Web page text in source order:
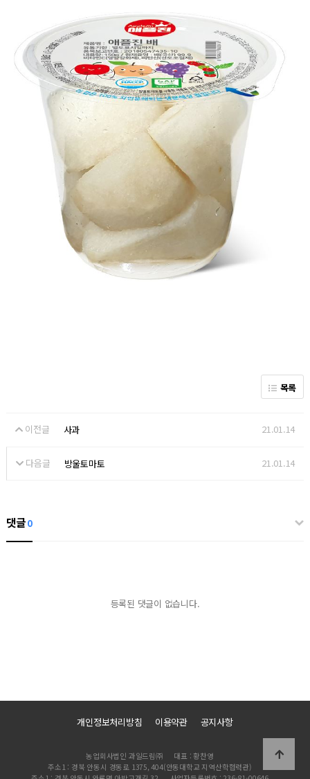
목록
이전글 사과 21.01.14
다음글 방울토마토 21.01.14
댓글0
등록된 댓글이 없습니다.
개인정보처리방침 이용약관 공지사항
농업회사법인 과일드림㈜
대표 : 황찬영
주소1 : 경북 안동시 경동로 1375, 404(안동대학교 지역산학협력관)